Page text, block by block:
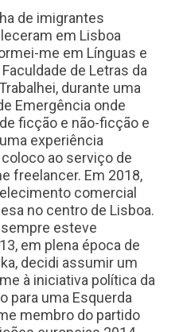
de imigrantes
em Lisboa
me em Línguas e
de Letras da
durante uma
Emergência onde
ficção e não-ficção e
experiência
ao serviço de
freelancer. Em 2018,
comercial
no centro de Lisboa.
esteve
em plena época de
decidi assumir um
à iniciativa política da
para uma Esquerda
membro do partido